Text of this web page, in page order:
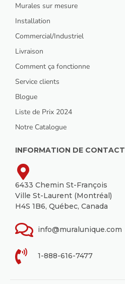
Murales sur mesure
Installation
Commercial/Industriel
Livraison
Comment ça fonctionne
Service clients
Blogue
Liste de Prix 2024
Notre Catalogue
INFORMATION DE CONTACT
6433 Chemin St-François
Ville St-Laurent (Montréal)
H4S 1B6, Québec, Canada
info@muralunique.com
1-888-616-7477